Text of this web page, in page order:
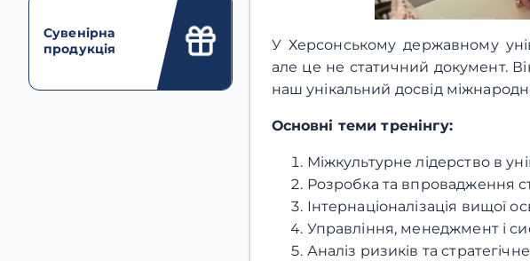
Сувенірна
продукція
У Херсонському державному
але це не статичний документ.
наш унікальний досвід
Основні теми тренінгу:
Міжкультурне лідерство в
Розробка та впровадження
Інтернаціоналізація вищої
Управління, менеджмент і
Аналіз ризиків та